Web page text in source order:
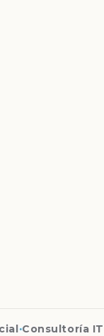
·Consultoría ITIL·